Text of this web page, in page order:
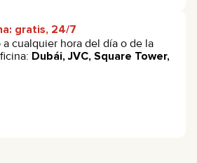
gratis, 24/7
cualquier hora del día o de la
Dubái, JVC, Square Tower,